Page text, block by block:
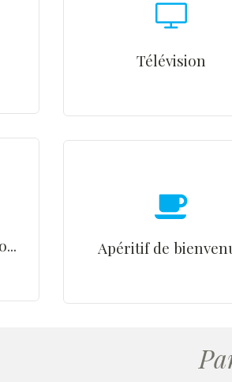
Télévision
Apéritif de